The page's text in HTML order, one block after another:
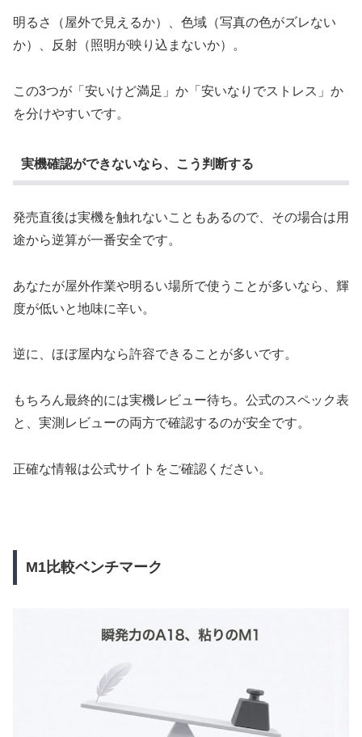
明るさ（屋外で見えるか）、色域（写真の色がズレない
か）、反射（照明が映り込まないか）。
この3つが「安いけど満足」か「安いなりでストレス」か
を分けやすいです。
実機確認ができないなら、こう判断する
発売直後は実機を触れないこともあるので、その場合は用
途から逆算が一番安全です。
あなたが屋外作業や明るい場所で使うことが多いなら、輝
度が低いと地味に辛い。
逆に、ほぼ屋内なら許容できることが多いです。
もちろん最終的には実機レビュー待ち。公式のスペック表
と、実測レビューの両方で確認するのが安全です。
正確な情報は公式サイトをご確認ください。
M1比較ベンチマーク